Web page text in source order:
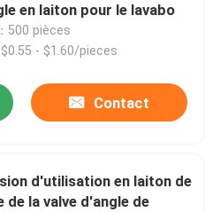
en laiton pour le lavabo
500 pièces
$0.55 - $1.60/pieces
Contact
d'utilisation en laiton de
de la valve d'angle de